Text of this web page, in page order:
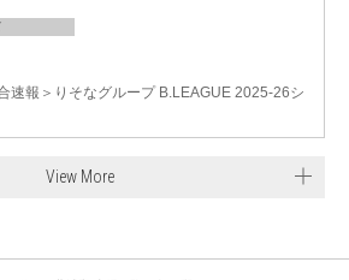
速報＞りそなグループ B.LEAGUE 2025-26シ
View More